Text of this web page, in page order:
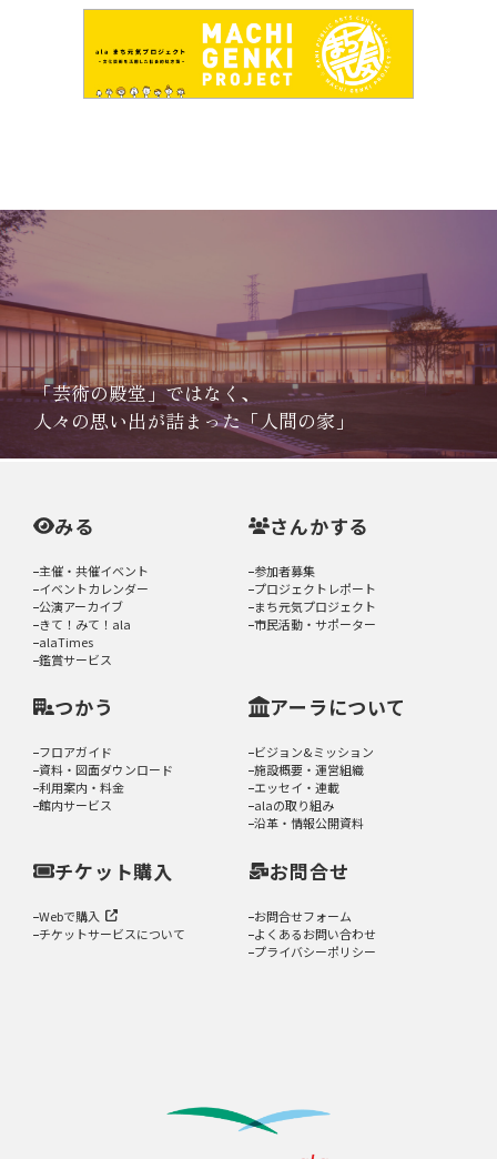
「芸術の殿堂」ではなく、
人々の思い出が詰まった「人間の家」
みる
主催・共催イベント
イベントカレンダー
公演アーカイブ
きて！みて！ala
alaTimes
鑑賞サービス
さんかする
参加者募集
プロジェクトレポート
まち元気プロジェクト
市民活動・サポーター
つかう
フロアガイド
資料・図面ダウンロード
利用案内・料金
館内サービス
アーラについて
ビジョン&ミッション
施設概要・運営組織
エッセイ・連載
alaの取り組み
沿革・情報公開資料
チケット購入
Webで購入
チケットサービスについて
お問合せ
お問合せフォーム
よくあるお問い合わせ
プライバシーポリシー